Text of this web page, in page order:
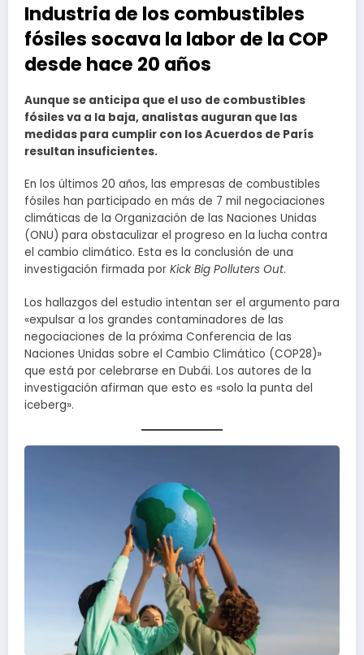
Industria de los combustibles
fósiles socava la labor de la COP
desde hace 20 años
Aunque se anticipa que el uso de combustibles
fósiles va a la baja, analistas auguran que las
medidas para cumplir con los Acuerdos de París
resultan insuficientes.
En los últimos 20 años, las empresas de combustibles
fósiles han participado en más de 7 mil negociaciones
climáticas de la Organización de las Naciones Unidas
(ONU) para obstaculizar el progreso en la lucha contra
el cambio climático. Esta es la conclusión de una
investigación firmada por Kick Big Polluters Out.
Los hallazgos del estudio intentan ser el argumento para
«expulsar a los grandes contaminadores de las
negociaciones de la próxima Conferencia de las
Naciones Unidas sobre el Cambio Climático (COP28)»
que está por celebrarse en Dubái. Los autores de la
investigación afirman que esto es «solo la punta del
iceberg».